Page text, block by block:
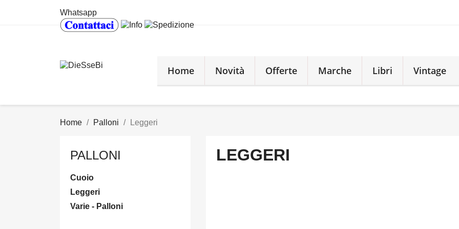
Whatsapp
Home Novità Offerte Marche Libri Vintage
Home Palloni Leggeri
PALLONI
Cuoio
Leggeri
Varie - Palloni
LEGGERI